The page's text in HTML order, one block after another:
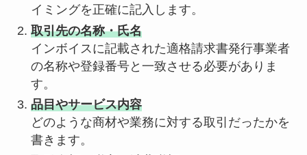
イミングを正確に記入します。
取引先の名称・氏名
インボイスに記載された適格請求書発行事業者
の名称や登録番号と一致させる必要がありま
す。
品目やサービス内容
どのような商材や業務に対する取引だったかを
書きます。